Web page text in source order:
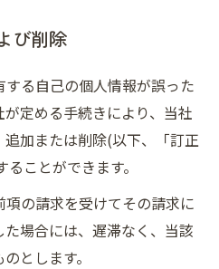
び削除
る自己の個人情報が誤った
定める手続きにより、当社
加または削除(以下、「訂正
ことができます。
の請求を受けてその請求に
場合には、遅滞なく、当該
とします。